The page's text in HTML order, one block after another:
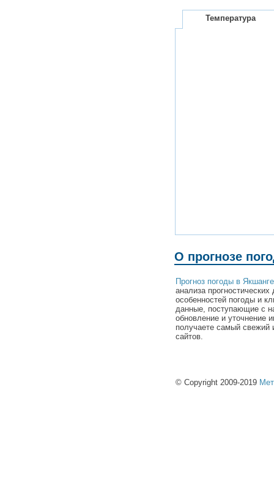
Температура
О прогнозе
Прогноз погоды в Якшанге
анализа
особенностей погоды и
данные, поступающие с
обновление и уточнение
получаете самый свежий
сайтов.
© Copyright 2009-2019